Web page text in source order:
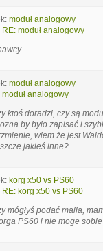
moduł analogowy
RE: moduł analogowy
moduł analogowy
moduł analogowy
ktoś doradzi, czy są
by było zapisać i
wiem że jest
jakieś inne?
korg x50 vs PS60
RE: korg x50 vs PS60
mógłyś podać maila,
PS60 i nie moge